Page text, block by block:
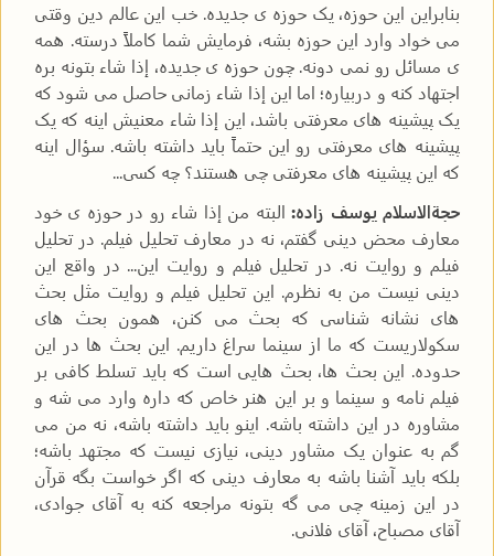
بنابراین این حوزه، یک حوزه ی جدیده. خب این عالم دین وقتی
می خواد وارد این حوزه بشه، فرمایش شما کاملاً درسته. همه
ی مسائل رو نمی دونه. چون حوزه ی جدیده، إذا شاء بتونه بره
اجتهاد کنه و دربیاره؛ اما این إذا شاء زمانی حاصل می شود که
یک پیشینه های معرفتی باشد، این إذا شاء معنیش اینه که یک
پیشینه های معرفتی رو این حتماً باید داشته باشه. سؤال اینه
که این پیشینه های معرفتی چی هستند؟ چه کسی...
حجةالاسلام یوسف زاده:البته من إذا شاء رو در حوزه ی خود
معارف محض دینی گفتم، نه در معارف تحلیل فیلم. در تحلیل
فیلم و روایت نه. در تحلیل فیلم و روایت این... در واقع این
دینی نیست من به نظرم. این تحلیل فیلم و روایت مثل بحث
های نشانه شناسی که بحث می کنن، همون بحث های
سکولاریست که ما از سینما سراغ داریم. این بحث ها در این
حدوده. این بحث ها، بحث هایی است که باید تسلط کافی بر
فیلم نامه و سینما و بر این هنر خاص که داره وارد می شه و
مشاوره در این داشته باشه. اینو باید داشته باشه، نه من می
گم به عنوان یک مشاور دینی، نیازی نیست که مجتهد باشه؛
بلکه باید آشنا باشه به معارف دینی که اگر خواست بگه قرآن
در این زمینه چی می گه بتونه مراجعه کنه به آقای جوادی،
آقای مصباح، آقای فلانی.